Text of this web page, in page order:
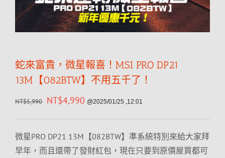
蛇來富貴，微星報喜！MSI PRO DP21
13M【082BTW】不用五千了！
NT$5,990 NT$4,990 @2025/01/25 ,12:01
微星PRO DP21 13M【082BTW】準系統特別來給大家拜
早年，而且還帶了發財紅包，現在只要到原價屋買都可